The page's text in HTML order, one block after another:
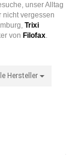
unser Alltag
nicht vergessen
Trixi
von Filofax.
Hersteller
Seite